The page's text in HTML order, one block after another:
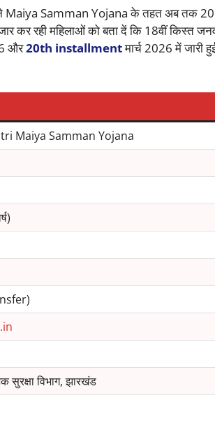
Maiya Samman Yojana के तहत अब तक 20
कर रही महिलाओं को बता दें कि 18वीं किस्त
और20th installmentमार्च 2026 में जारी
Maiya Samman Yojana
सुरक्षा विभाग, झारखंड